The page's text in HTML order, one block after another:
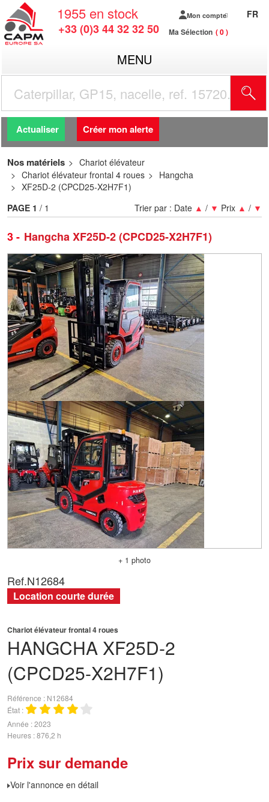
1955 en stock
+33 (0)3 44 32 32 50
Mon compte
Ma Sélection 0
FR
MENU
Actualiser Créer mon alerte
Nos matériels
Chariot élévateur
Chariot élévateur frontal 4 roues
Hangcha
XF25D-2 (CPCD25-X2H7F1)
3 Hangcha XF25D-2 (CPCD25-X2H7F1)
Trier par : Date ▲ / ▼ Prix ▲ / ▼
PAGE 1 / 1
+ 1 photo
HANGCHA XF25D-2
(CPCD25-X2H7F1)
Chariot élévateur frontal 4 roues
Référence
N12684
État
Année 2023
Heures 876,2 h
Prix sur demande
Voir l'annonce en détail
Ref.N12684
Location courte durée